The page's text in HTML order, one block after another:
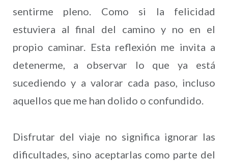
sentirme pleno. Como si la felicidad
estuviera al final del camino y no en el
propio caminar. Esta reflexión me invita a
detenerme, a observar lo que ya está
sucediendo y a valorar cada paso, incluso
aquellos que me han dolido o confundido.
Disfrutar del viaje no significa ignorar las
dificultades, sino aceptarlas como parte del